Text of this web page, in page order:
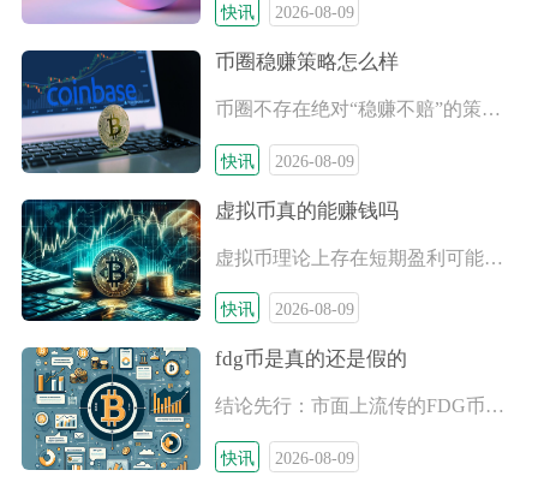
快讯 2026-08-09
币圈稳赚策略怎么样
币圈不存在绝对“稳赚不赔”的策略，但存在一批风险极低、长期胜
快讯 2026-08-09
虚拟币真的能赚钱吗
虚拟币理论上存在短期盈利可能，但普通散户长期稳定赚钱的概率极
快讯 2026-08-09
fdg币是真的还是假的
结论先行：市面上流传的FDG币属于无合规背书、无落地应用、信
快讯 2026-08-09